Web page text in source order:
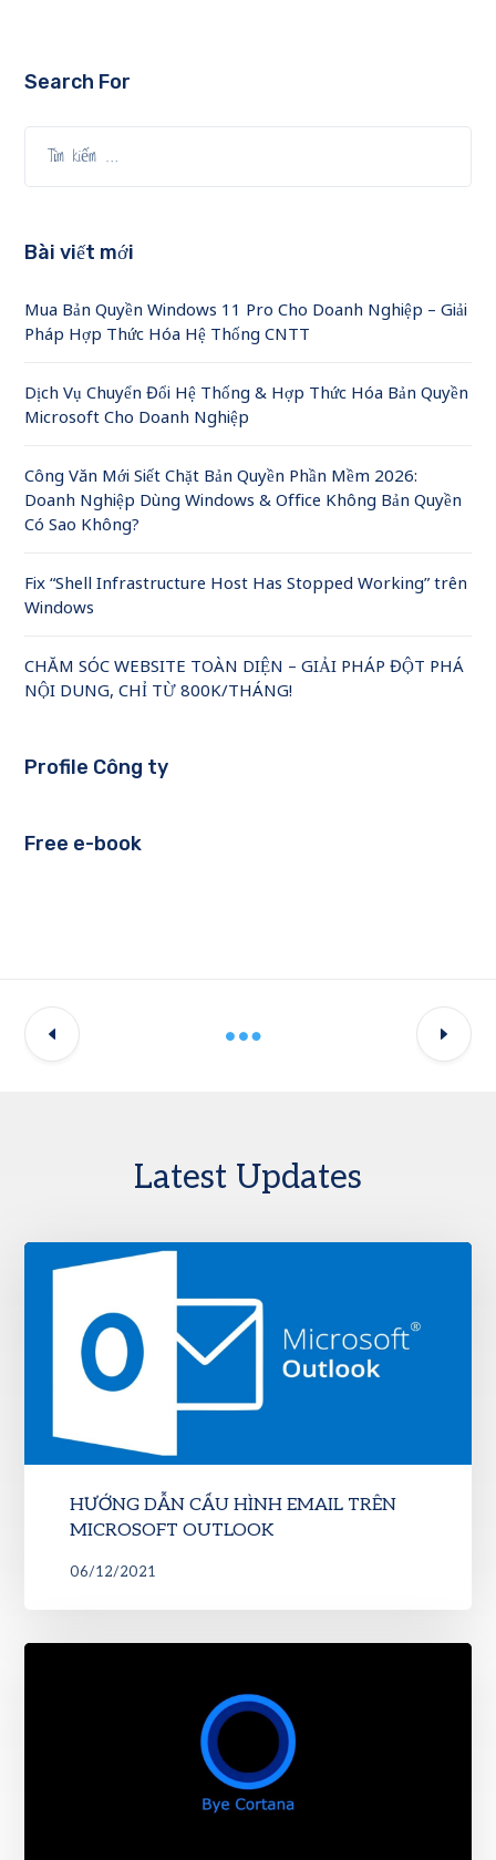
Search For
Bài viết mới
Mua Bản Quyền Windows 11 Pro Cho Doanh Nghiệp – Giải
Pháp Hợp Thức Hóa Hệ Thống CNTT
Dịch Vụ Chuyển Đổi Hệ Thống & Hợp Thức Hóa Bản Quyền
Microsoft Cho Doanh Nghiệp
Công Văn Mới Siết Chặt Bản Quyền Phần Mềm 2026:
Doanh Nghiệp Dùng Windows & Office Không Bản Quyền
Có Sao Không?
Fix “Shell Infrastructure Host Has Stopped Working” trên
Windows
CHĂM SÓC WEBSITE TOÀN DIỆN – GIẢI PHÁP ĐỘT PHÁ
NỘI DUNG, CHỈ TỪ 800K/THÁNG!
Profile Công ty
Free e-book
Latest Updates
HƯỚNG DẪN CẤU HÌNH EMAIL TRÊN
MICROSOFT OUTLOOK
06/12/2021